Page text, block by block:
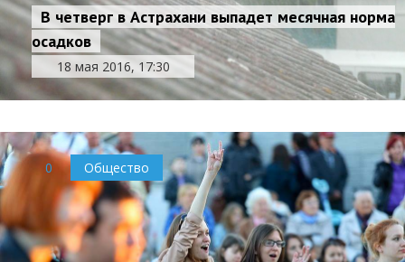
В четверг в Астрахани выпадет месячная норма
осадков
18 мая 2016, 17:30
0 Общество